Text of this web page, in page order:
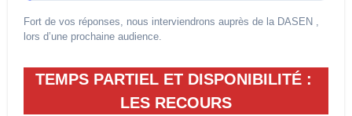
Fort de vos réponses, nous interviendrons auprès de la DASEN ,
lors d’une prochaine audience.
TEMPS PARTIEL ET DISPONIBILITÉ :
LES RECOURS